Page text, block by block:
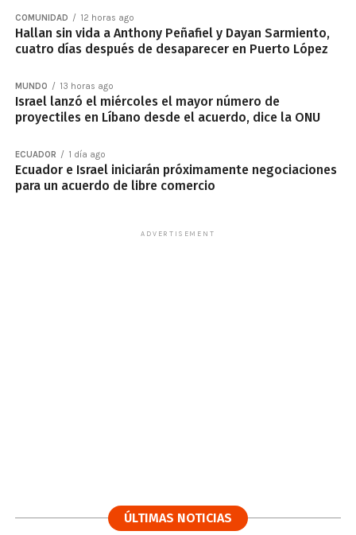
COMUNIDAD 12 horas ago
Hallan sin vida a Anthony Peñafiel y Dayan Sarmiento,
cuatro días después de desaparecer en Puerto López
MUNDO 13 horas ago
Israel lanzó el miércoles el mayor número de
proyectiles en Líbano desde el acuerdo, dice la ONU
ECUADOR 1 día ago
Ecuador e Israel iniciarán próximamente negociaciones
para un acuerdo de libre comercio
ADVERTISEMENT
ÚLTIMAS NOTICIAS